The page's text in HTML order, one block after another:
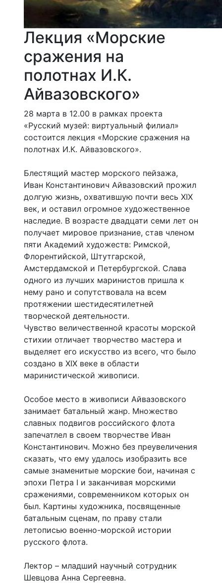
Лекция «Морские
сражения на
полотнах И.К.
Айвазовского»
28 марта в 12.00 в рамках проекта
«Русский музей: виртуальный филиал»
состоится лекция «Морские сражения на
полотнах И.К. Айвазовского».
Блестящий мастер морского пейзажа,
Иван Константинович Айвазовский прожил
долгую жизнь, охватившую почти весь XIX
век, и оставил огромное художественное
наследие. В возрасте двадцати семи лет он
получает мировое признание, став членом
пяти Академий художеств: Римской,
Флорентийской, Штутгарской,
Амстердамской и Петербургской. Слава
одного из лучших маринистов пришла к
нему рано и сопутствовала на всем
протяжении шестидесятилетней
творческой деятельности.
Чувство величественной красоты морской
стихии отличает творчество мастера и
выделяет его искусство из всего, что было
создано в XIX веке в области
маринистической живописи.
Особое место в живописи Айвазовского
занимает батальный жанр. Множество
славных подвигов российского флота
запечатлел в своем творчестве Иван
Константинович. Можно без преувеличения
сказать, что ему удалось изобразить все
самые знаменитые морские бои, начиная с
эпохи Петра I и заканчивая морскими
сражениями, современником которых он
был. Картины художника, посвященные
батальным сценам, по праву стали
летописью военно-морской истории
русского флота.
Лектор – младший научный сотрудник
Шевцова Анна Сергеевна.